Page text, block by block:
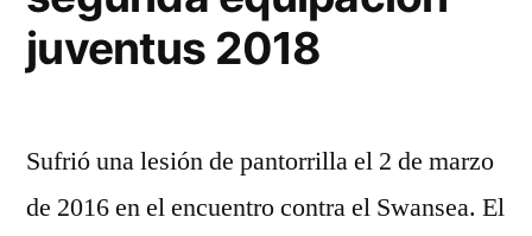
juventus 2018
Sufrió una lesión de pantorrilla el 2 de marzo
de 2016 en el encuentro contra el Swansea. El